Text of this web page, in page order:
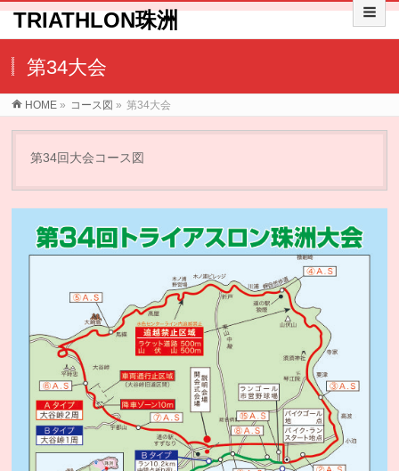
TRIATHLON珠洲
第34大会
HOME » コース図 » 第34大会
第34回大会コース図